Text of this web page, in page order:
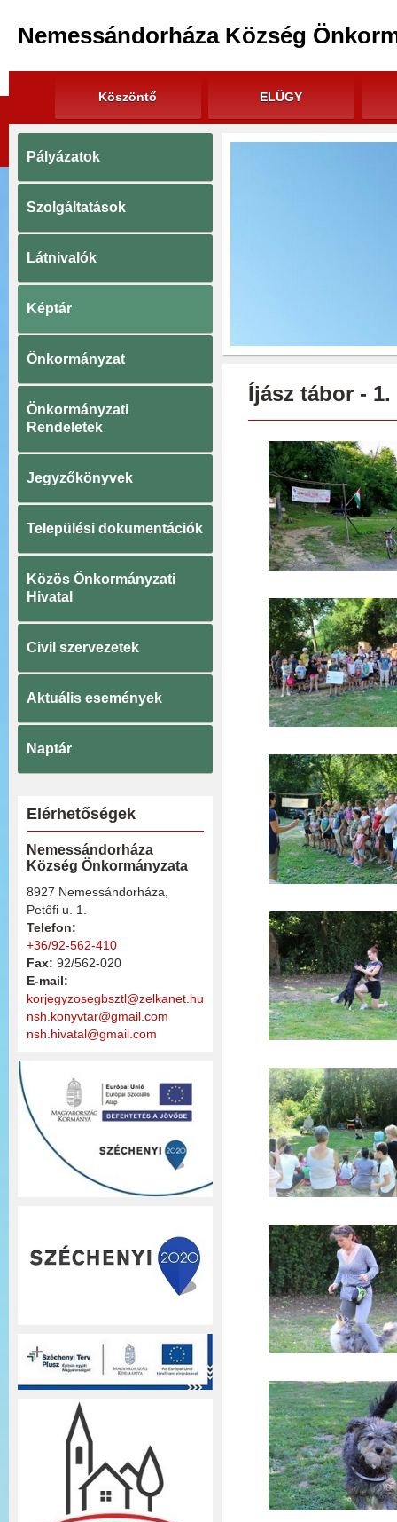
Nemessándorháza Község
Köszöntő ELÜGY
Pályázatok
Szolgáltatások
Látnivalók
Képtár
Önkormányzat
Önkormányzati
Rendeletek
Jegyzőkönyvek
Települési dokumentációk
Közös Önkormányzati
Hivatal
Civil szervezetek
Aktuális események
Naptár
Elérhetőségek
Nemessándorháza
Község Önkormányzata
8927 Nemessándorháza,
Petőfi u. 1.
Telefon:
+36/92-562-410
Fax: 92/562-020
E-mail:
korjegyzosegbsztl@zelkanet.hu
nsh.konyvtar@gmail.com
nsh.hivatal@gmail.com
Íjász tábor - 1.